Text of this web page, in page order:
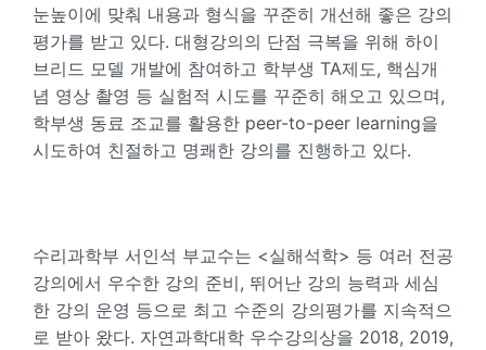
눈높이에 맞춰 내용과 형식을 꾸준히 개선해 좋은 강의
평가를 받고 있다. 대형강의의 단점 극복을 위해 하이
브리드 모델 개발에 참여하고 학부생 TA제도, 핵심개
념 영상 촬영 등 실험적 시도를 꾸준히 해오고 있으며,
학부생 동료 조교를 활용한 peer-to-peer learning을
시도하여 친절하고 명쾌한 강의를 진행하고 있다.
수리과학부 서인석 부교수는 <실해석학> 등 여러 전공
강의에서 우수한 강의 준비, 뛰어난 강의 능력과 세심
한 강의 운영 등으로 최고 수준의 강의평가를 지속적으
로 받아 왔다. 자연과학대학 우수강의상을 2018, 2019,